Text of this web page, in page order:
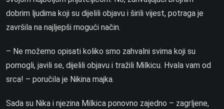
dobrim ljudima koji su dijelili objavu i širili vijest, potraga je
završila na najljepši mogući način.
– Ne možemo opisati koliko smo zahvalni svima koji su
pomogli, javili se, dijelili objavu i tražili Milkicu. Hvala vam od
srca! – poručila je Nikina majka.
Sada su Nika i njezina Milkica ponovno zajedno – zagrljene,